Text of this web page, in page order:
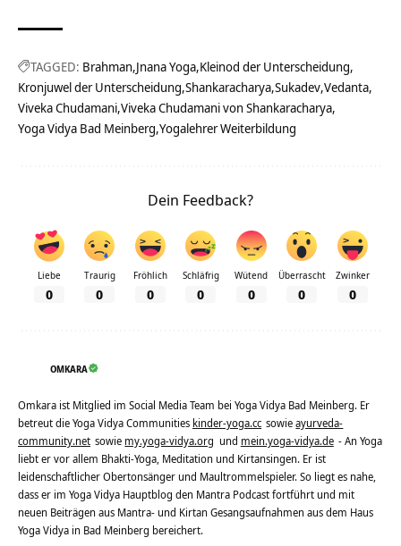
TAGGED: Brahman Jnana Yoga Kleinod der Unterscheidung
Kronjuwel der Unterscheidung Shankaracharya Sukadev Vedanta
Viveka Chudamani Viveka Chudamani von Shankaracharya
Yoga Vidya Bad Meinberg Yogalehrer Weiterbildung
Dein Feedback?
Liebe
0
Traurig
0
Fröhlich
0
Schläfrig
0
Wütend
0
Überrascht
0
Zwinker
0
OMKARA
Omkara ist Mitglied im Social Media Team bei Yoga Vidya Bad Meinberg. Er
betreut die Yoga Vidya Communities kinder-yoga.cc sowieayurveda-
community.net sowie my.yoga-vidya.org und mein.yoga-vidya.de - An Yoga
liebt er vor allem Bhakti-Yoga, Meditation und Kirtansingen. Er ist
leidenschaftlicher Obertonsänger und Maultrommelspieler. So liegt es nahe,
dass er im Yoga Vidya Hauptblog den Mantra Podcast fortführt und mit
neuen Beiträgen aus Mantra- und Kirtan Gesangsaufnahmen aus dem Haus
Yoga Vidya in Bad Meinberg bereichert.